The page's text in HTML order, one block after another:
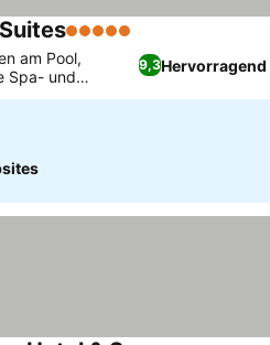
5 Sterne
9,3Hervorragend
am Pool,
Spa- und